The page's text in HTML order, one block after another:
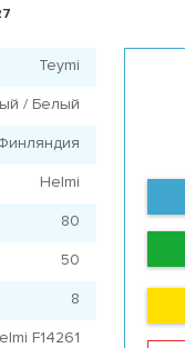
Teymi
/ Белый
Helmi
80
50
8
F14261